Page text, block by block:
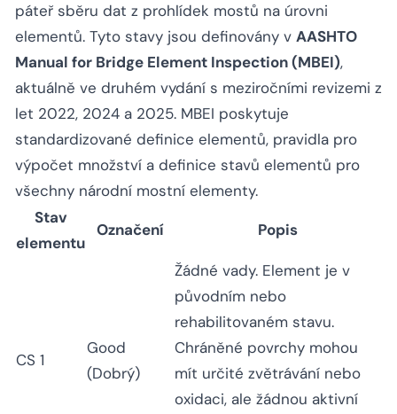
páteř sběru dat z prohlídek mostů na úrovni
elementů. Tyto stavy jsou definovány v AASHTO
Manual for Bridge Element Inspection (MBEI),
aktuálně ve druhém vydání s meziročními revizemi z
let 2022, 2024 a 2025. MBEI poskytuje
standardizované definice elementů, pravidla pro
výpočet množství a definice stavů elementů pro
všechny národní mostní elementy.
Stav
elementu
Označení Popis
CS 1
Good
(Dobrý)
Žádné vady. Element je v
původním nebo
rehabilitovaném stavu.
Chráněné povrchy mohou
mít určité zvětrávání nebo
oxidaci, ale žádnou aktivní